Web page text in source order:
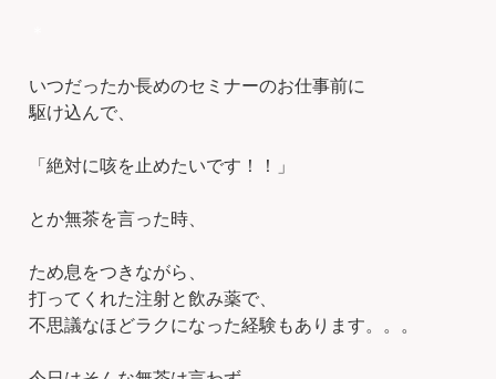
いつだったか長めのセミナーのお仕事前に
駆け込んで、
「絶対に咳を止めたいです！！」
とか無茶を言った時、
ため息をつきながら、
打ってくれた注射と飲み薬で、
不思議なほどラクになった経験もあります。。。